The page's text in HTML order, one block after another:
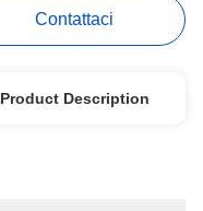
Contattaci
Product Description